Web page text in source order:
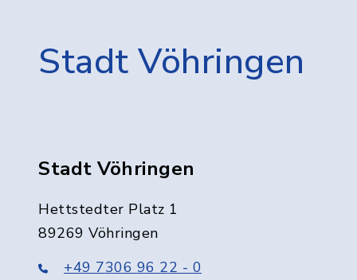
Stadt Vöhringen
Stadt Vöhringen
Hettstedter Platz 1
89269 Vöhringen
+49 7306 96 22 - 0